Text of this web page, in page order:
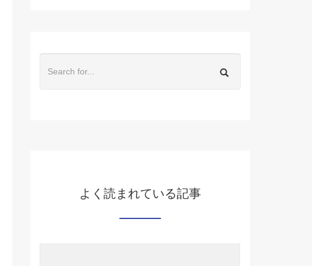
よく読まれている記事